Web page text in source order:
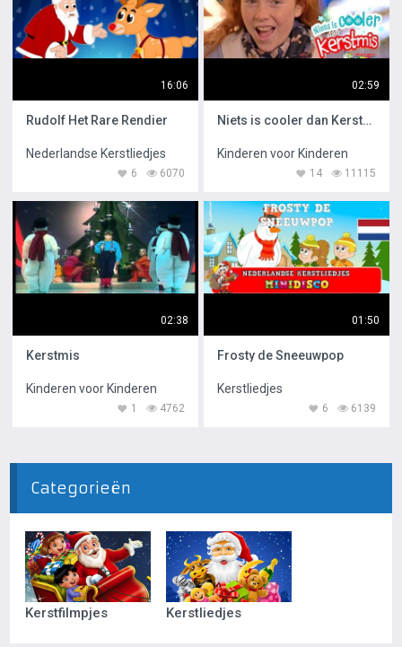
16:06
Rudolf Het Rare Rendier
Nederlandse Kerstliedjes
6070
6
02:59
Niets is cooler dan Kerstmis
Kinderen voor Kinderen
11115
14
02:38
Kerstmis
Kinderen voor Kinderen
4762
1
01:50
Frosty de Sneeuwpop
Kerstliedjes
6139
6
Categorieën
Kerstfilmpjes Kerstliedjes